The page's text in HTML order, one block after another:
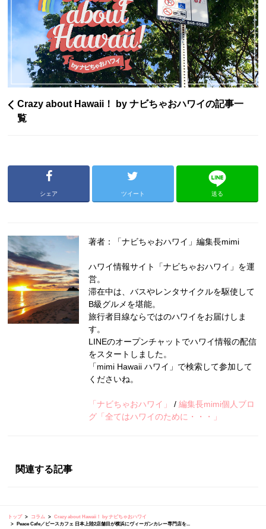
Crazy about Hawaii！ by ナビちゃおハワイの記事一
覧
シェア ツイート 送る
著者：「ナビちゃおハワイ」編集長mimi
ハワイ情報サイト「ナビちゃおハワイ」を運
営。
滞在中は、バスやレンタサイクルを駆使して
B級グルメを堪能。
旅行者目線ならではのハワイをお届けしま
す。
LINEのオープンチャットでハワイ情報の配信
をスタートしました。
「mimi Hawaii ハワイ」で検索して参加して
くださいね。
「ナビちゃおハワイ」 /編集長mimi個人ブロ
グ「全てはハワイのために・・・」
関連する記事
トップ コラム
Crazy about Hawaii！ by ナビちゃおハワイ
Peace Cafe／ピースカフェ 日本上陸2店舗目が横浜にヴィーガンカレー専門店を...